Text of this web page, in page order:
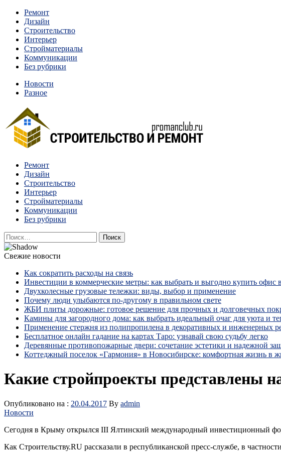
Перейти
содержимому
Ремонт
Дизайн
Строительство
Интерьер
Стройматериалы
Коммуникации
Без рубрики
Новости
Разное
Строительство и ремонт
Квартиры и дома, в которых живут разные люди, очень отличаются между собой.
Ремонт
Дизайн
Строительство
Интерьер
Стройматериалы
Коммуникации
Без рубрики
Найти:
Свежие новости
Как сократить расходы на связь
Инвестиции в коммерческие метры: как выбрать и выгодно купить офис
Двухколесные грузовые тележки: виды, выбор и применение
Почему люди улыбаются по‑другому в правильном свете
ЖБИ плиты дорожные: готовое решение для прочных и долговечных
Камины для загородного дома: как выбрать идеальный очаг для уюта и
Применение стержня из полипропилена в декоративных и инженерных
Бесплатное онлайн гадание на картах Таро: узнавай свою судьбу легко
Деревянные противопожарные двери: сочетание эстетики и надежной
Коттеджный поселок «Гармония» в Новосибирске: комфортная жизнь в
Какие стройпроекты
Опубликовано на : 20.04.2017 By admin
Новости
Сегодня в Крыму открылся III Ялтинский международный инвестиционный
Как Строительству.RU рассказали в республиканской пресс-службе, в